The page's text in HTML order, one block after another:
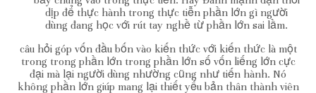
dịp để thực hành trong thực tiễn phần lớn gì người
dùng đang học với rút tay nghề từ phần lớn sai lầm.
câu hỏi góp vốn đầu bốn vào kiến thức với kiến thức là một
trong trong phần lớn trong phần lớn số vốn liếng lớn cực
đại mà lại người dùng nhường cũng như tiến hành. Nó
không phần lớn giúp mang lại thiết yếu bản thân thành viên